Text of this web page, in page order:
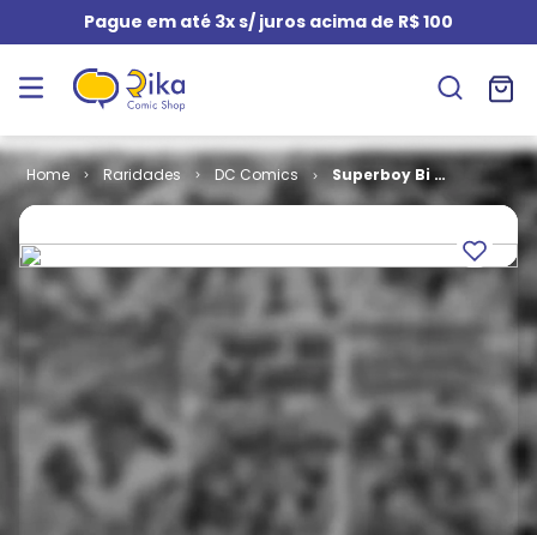
Pague em até 3x s/ juros acima de R$ 100
Raridades DC Comics
Superboy Bi -
1ª Série # 29